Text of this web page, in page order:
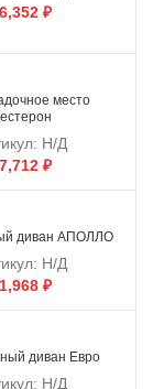
₽
место
Н/Д
₽
диван АПОЛЛО
Н/Д
₽
диван Евро
Н/Д